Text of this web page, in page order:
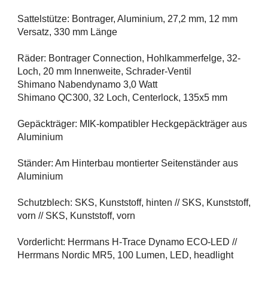
Sattelstütze: Bontrager, Aluminium, 27,2 mm, 12 mm
Versatz, 330 mm Länge
Räder: Bontrager Connection, Hohlkammerfelge, 32-
Loch, 20 mm Innenweite, Schrader-Ventil
Shimano Nabendynamo 3,0 Watt
Shimano QC300, 32 Loch, Centerlock, 135x5 mm
Gepäckträger: MIK-kompatibler Heckgepäckträger aus
Aluminium
Ständer: Am Hinterbau montierter Seitenständer aus
Aluminium
Schutzblech: SKS, Kunststoff, hinten // SKS, Kunststoff,
vorn // SKS, Kunststoff, vorn
Vorderlicht: Herrmans H-Trace Dynamo ECO-LED //
Herrmans Nordic MR5, 100 Lumen, LED, headlight